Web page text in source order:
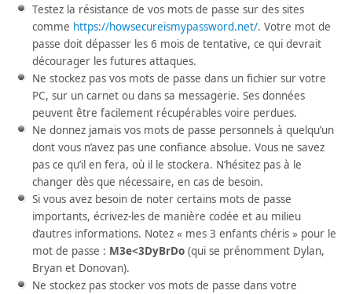
Testez la résistance de vos mots de passe sur des sites
comme https://howsecureismypassword.net/. Votre mot de
passe doit dépasser les 6 mois de tentative, ce qui devrait
décourager les futures attaques.
Ne stockez pas vos mots de passe dans un fichier sur votre
PC, sur un carnet ou dans sa messagerie. Ses données
peuvent être facilement récupérables voire perdues.
Ne donnez jamais vos mots de passe personnels à quelqu’un
dont vous n’avez pas une confiance absolue. Vous ne savez
pas ce qu’il en fera, où il le stockera. N’hésitez pas à le
changer dès que nécessaire, en cas de besoin.
Si vous avez besoin de noter certains mots de passe
importants, écrivez-les de manière codée et au milieu
d’autres informations. Notez « mes 3 enfants chéris » pour le
mot de passe : M3e<3DyBrDo(qui se prénomment Dylan,
Bryan et Donovan).
Ne stockez pas stocker vos mots de passe dans votre